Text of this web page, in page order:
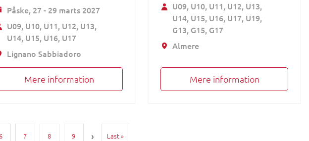
Påske, 27 - 29 marts 2027
U09 U10 U11 U12 U13
U14 U15 U16 U17
Lignano Sabbiadoro
Mere information
U09 U10 U11 U12 U13
U14 U15 U16 U17 U19
G13 G15 G17
Almere
Mere information
6 7 8 9 Last »Sidste side